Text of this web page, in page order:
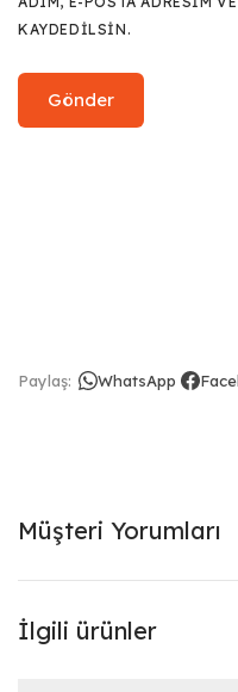
KAYDEDILSIN.
Paylaş: WhatsApp
Müşteri Yorumları
İlgili ürünler